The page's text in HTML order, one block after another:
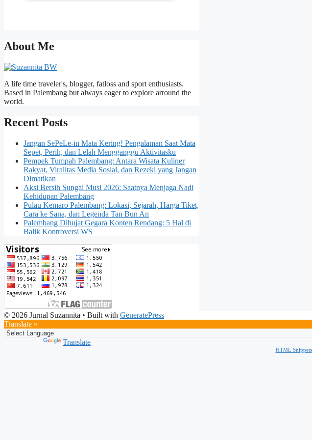
About Me
A life time traveler's, blogger, fatloss and sport enthusiasts.
Based in Palembang but always eager to explore arround the
world.
Recent Posts
Jangan SePeLe-in Mata Kering! Pengalaman Saat Mata
Sepet, Perih, dan Lelah Mengganggu Aktivitasku
Pempek Tumpah Palembang: Antara Wisata Kuliner
Rakyat, Viralitas Media Sosial, dan Rezeki yang Jangan
Dimatikan
Aksi Bersih Sungai Musi 2026: Saatnya Menjaga Nadi
Kehidupan Palembang
Pulau Kemaro Palembang: Lokasi, Sejarah, Harga Tiket,
Cara ke Sana, dan Legenda Tan Bun An
Palembang Dihujat Gegara Konten Rendang: 5 Hal di
Balik Kontroversi WS
© 2026 Jurnal Suzannita • Built with GeneratePress
Translate »
Translate
HTML Snippets